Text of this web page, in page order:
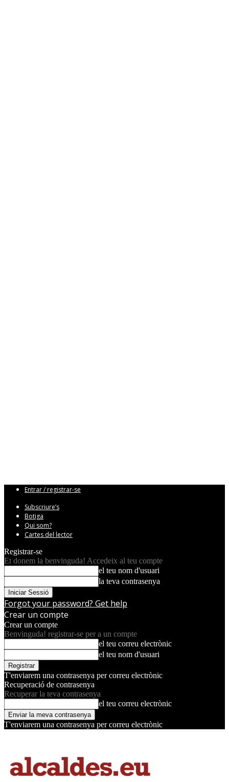
Entrar / registrar-se
Subscriure’s
Botiga
Qui som?
Cartes del lector
Registrar-se
Et donem la benvinguda! Accedeix al teu compte
el teu nom d'usuari
la teva contrasenya
Forgot your password? Get help
Crear un compte
Crear un compte
Benvinguda! registrar-se per a un compte
el teu correu electrònic
el teu nom d'usuari
T'enviarem una contrasenya per correu electrònic
Recuperació de contrasenya
Recuperar la teva contrasenya
el teu correu electrònic
T'enviarem una contrasenya per correu electrònic